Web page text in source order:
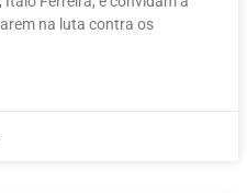
na luta contra os